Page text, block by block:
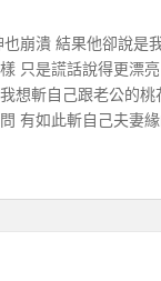
崩潰 結果他卻說是
只是謊話說得更漂
想斬自己跟老公的
有如此斬自己夫妻